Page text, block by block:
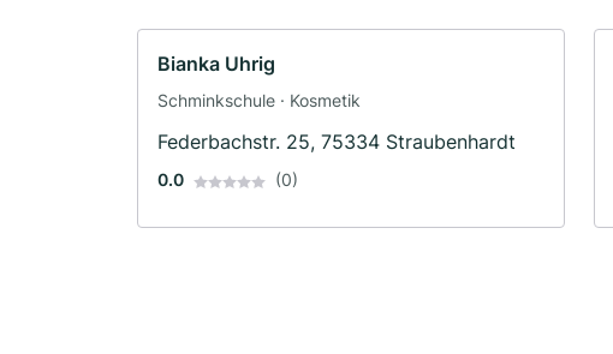
Bianka Uhrig
Schminkschule · Kosmetik
Federbachstr. 25, 75334 Straubenhardt
0.0 (0)